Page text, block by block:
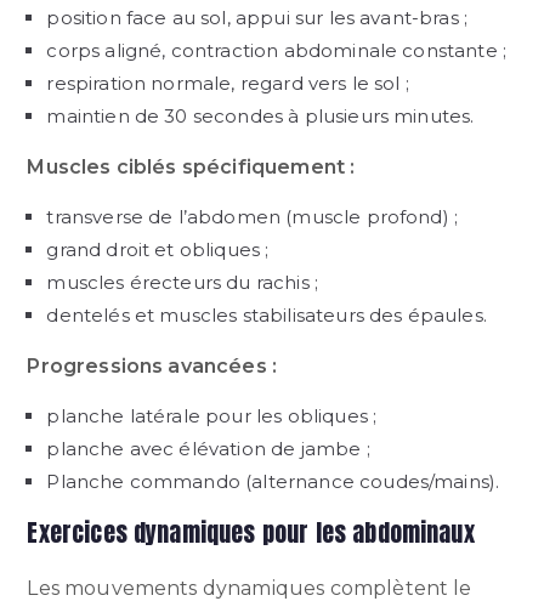
position face au sol, appui sur les avant-bras ;
corps aligné, contraction abdominale constante ;
respiration normale, regard vers le sol ;
maintien de 30 secondes à plusieurs minutes.
Muscles ciblés spécifiquement :
transverse de l’abdomen (muscle profond) ;
grand droit et obliques ;
muscles érecteurs du rachis ;
dentelés et muscles stabilisateurs des épaules.
Progressions avancées :
planche latérale pour les obliques ;
planche avec élévation de jambe ;
Planche commando (alternance coudes/mains).
Exercices dynamiques pour les abdominaux
Les mouvements dynamiques complètent le